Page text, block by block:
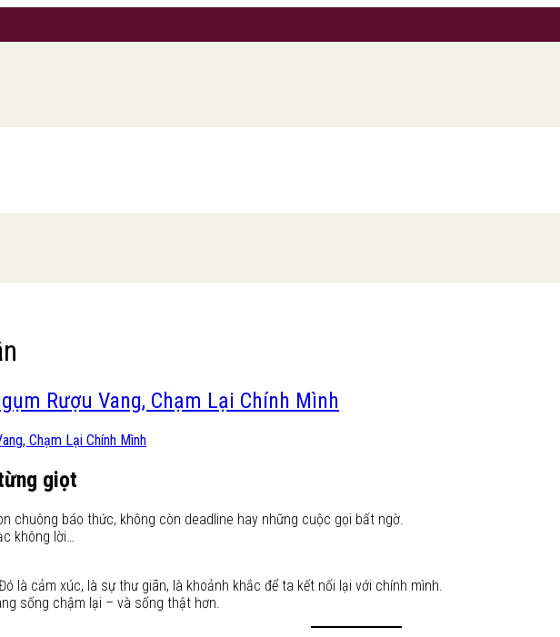
Rượu Vang, Chạm Lại Chính Mình
giọt
chuông báo thức, không còn deadline hay những cuộc gọi bất ngờ.
không lời…
là cảm xúc, là sự thư giãn, là khoảnh khắc để ta kết nối lại với chính mình.
sống chậm lại – và sống thật hơn.